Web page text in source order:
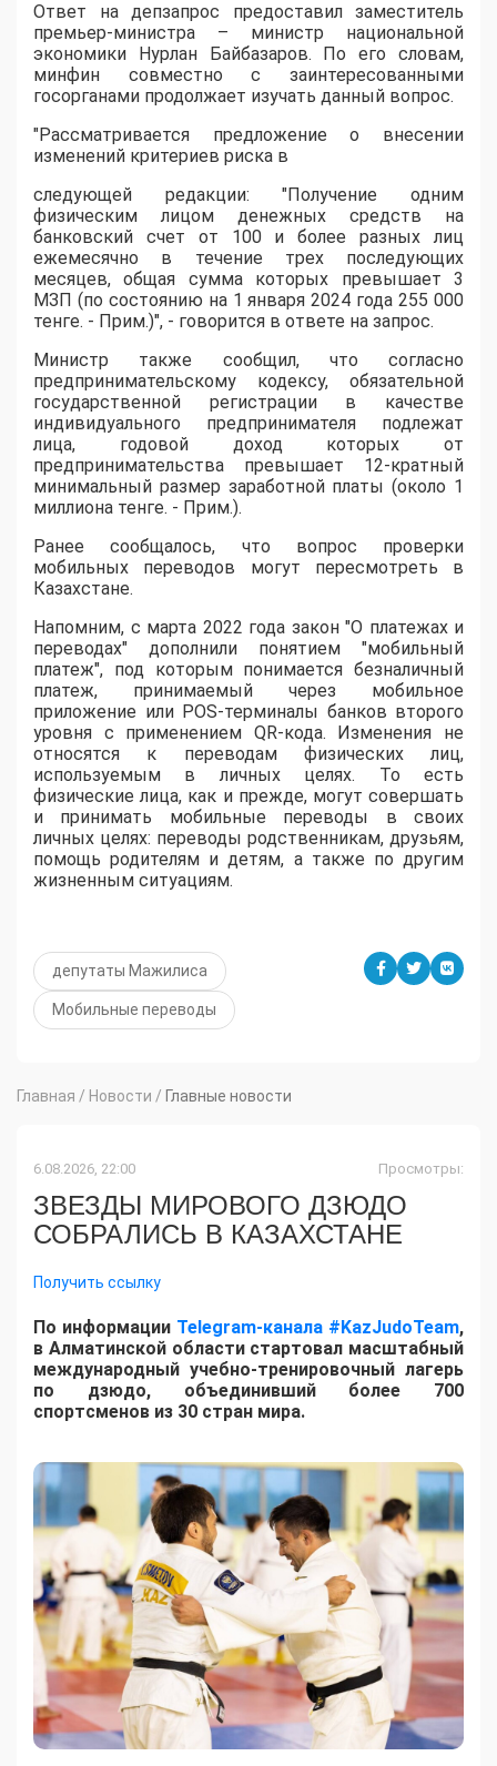
Ответ на депзапрос предоставил заместитель
премьер-министра – министр национальной
экономики Нурлан Байбазаров. По его словам,
минфин совместно с заинтересованными
госорганами продолжает изучать данный вопрос.
"Рассматривается предложение о внесении
изменений критериев риска в
следующей редакции: "Получение одним
физическим лицом денежных средств на
банковский счет от 100 и более разных лиц
ежемесячно в течение трех последующих
месяцев, общая сумма которых превышает 3
МЗП (по состоянию на 1 января 2024 года 255 000
тенге. - Прим.)", - говорится в ответе на запрос.
Министр также сообщил, что согласно
предпринимательскому кодексу, обязательной
государственной регистрации в качестве
индивидуального предпринимателя подлежат
лица, годовой доход которых от
предпринимательства превышает 12-кратный
минимальный размер заработной платы (около 1
миллиона тенге. - Прим.).
Ранее сообщалось, что вопрос проверки
мобильных переводов могут пересмотреть в
Казахстане.
Напомним, с марта 2022 года закон "О платежах и
переводах" дополнили понятием "мобильный
платеж", под которым понимается безналичный
платеж, принимаемый через мобильное
приложение или POS-терминалы банков второго
уровня с применением QR-кода. Изменения не
относятся к переводам физических лиц,
используемым в личных целях. То есть
физические лица, как и прежде, могут совершать
и принимать мобильные переводы в своих
личных целях: переводы родственникам, друзьям,
помощь родителям и детям, а также по другим
жизненным ситуациям.
депутаты Мажилиса
Мобильные переводы
Главная / Новости / Главные новости
6.08.2026, 22:00 Просмотры:
ЗВЕЗДЫ МИРОВОГО ДЗЮДО
СОБРАЛИСЬ В КАЗАХСТАНЕ
Получить ссылку
По информации Telegram-канала #KazJudoTeam,
в Алматинской области стартовал масштабный
международный учебно-тренировочный лагерь
по дзюдо, объединивший более 700
спортсменов из 30 стран мира.